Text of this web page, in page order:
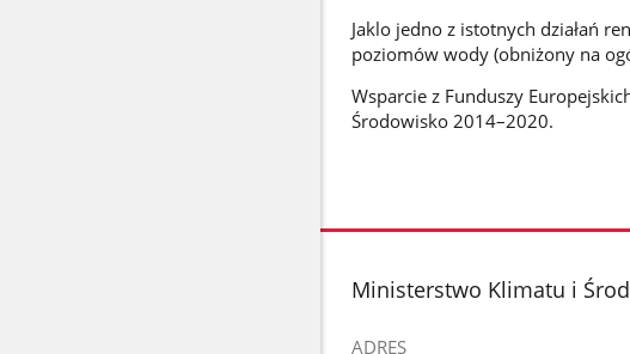
Jaklo jedno z istotnych działań
poziomów wody (obniżony na
Wsparcie z Funduszy
Środowisko 2014–2020.
stopka
Ministerstwo Klimatu i
ADRES